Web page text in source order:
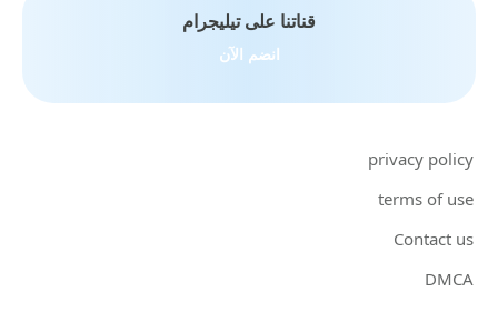
قناتنا على تيليجرام
انضم الآن
privacy policy
terms of use
Contact us
DMCA